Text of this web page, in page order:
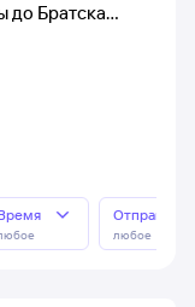
до Братска
любое